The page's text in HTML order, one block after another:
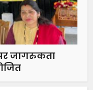
पर जागरुकता